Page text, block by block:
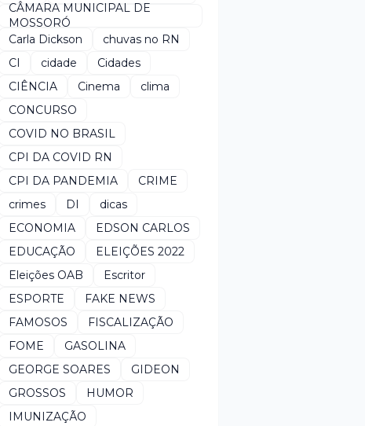
CÂMARA MUNICIPAL DE
MOSSORÓ
Carla Dickson
chuvas no RN
CI
cidade
Cidades
CIÊNCIA
Cinema
clima
CONCURSO
COVID NO BRASIL
CPI DA COVID RN
CPI DA PANDEMIA
CRIME
crimes
DI
dicas
ECONOMIA
EDSON CARLOS
EDUCAÇÃO
ELEIÇÕES 2022
Eleições OAB
Escritor
ESPORTE
FAKE NEWS
FAMOSOS
FISCALIZAÇÃO
FOME
GASOLINA
GEORGE SOARES
GIDEON
GROSSOS
HUMOR
IMUNIZAÇÃO